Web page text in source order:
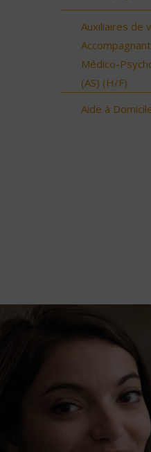
Auxiliaires de
Médico-
(AS) (H/F)
Aide à